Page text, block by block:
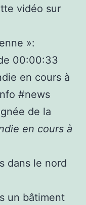
vidéo sur
»:
00:00:33
en cours à
#news
de la
en cours à
dans le nord
un bâtiment